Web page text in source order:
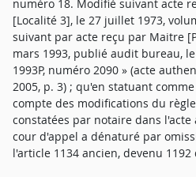
numéro 18. Modifié suivant acte
[Localité 3], le 27 juillet 1973,
suivant par acte reçu par Maitre
mars 1993, publié audit bureau,
1993P, numéro 2090 » (acte
2005, p. 3) ; qu'en statuant
compte des modifications du
constatées par notaire dans
cour d'appel a dénaturé par
l'article 1134 ancien, devenu 1192